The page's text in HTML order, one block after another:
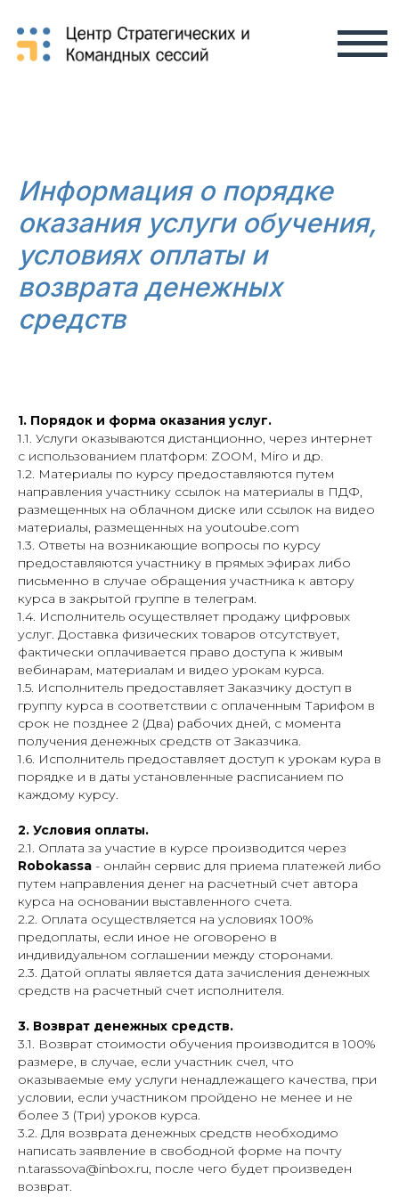
Информация о порядке
оказания услуги обучения,
условиях оплаты и
возврата денежных
средств
1. Порядок и форма оказания услуг.
1.1. Услуги оказываются дистанционно, через интернет
с использованием платформ: ZOOM, Miro и др.
1.2. Материалы по курсу предоставляются путем
направления участнику ссылок на материалы в ПДФ,
размещенных на облачном диске или ссылок на видео
материалы, размещенных на youtoube.com
1.3. Ответы на возникающие вопросы по курсу
предоставляются участнику в прямых эфирах либо
письменно в случае обращения участника к автору
курса в закрытой группе в телеграм.
1.4. Исполнитель осуществляет продажу цифровых
услуг. Доставка физических товаров отсутствует,
фактически оплачивается право доступа к живым
вебинарам, материалам и видео урокам курса.
1.5. Исполнитель предоставляет Заказчику доступ в
группу курса в соответствии с оплаченным Тарифом в
срок не позднее 2 (Два) рабочих дней, с момента
получения денежных средств от Заказчика.
1.6. Исполнитель предоставляет доступ к урокам кура в
порядке и в даты установленные расписанием по
каждому курсу.
2. Условия оплаты.
2.1. Оплата за участие в курсе производится через
Robokassa - онлайн сервис для приема платежей либо
путем направления денег на расчетный счет автора
курса на основании выставленного счета.
2.2. Оплата осуществляется на условиях 100%
предоплаты, если иное не оговорено в
индивидуальном соглашении между сторонами.
2.3. Датой оплаты является дата зачисления денежных
средств на расчетный счет исполнителя.
3. Возврат денежных средств.
3.1. Возврат стоимости обучения производится в 100%
размере, в случае, если участник счел, что
оказываемые ему услуги ненадлежащего качества, при
условии, если участником пройдено не менее и не
более 3 (Три) уроков курса.
3.2. Для возврата денежных средств необходимо
написать заявление в свободной форме на почту
n.tarassova@inbox.ru, после чего будет произведен
возврат.